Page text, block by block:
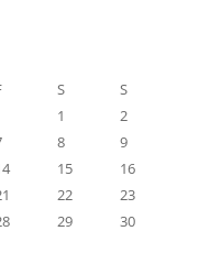
S
S
1
2
8
9
15
16
22
23
29
30